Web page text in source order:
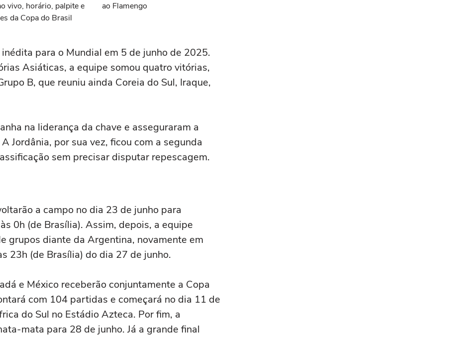
vivo, horário, palpite e
da Copa do Brasil
ao Flamengo
para o Mundial em 5 de junho de 2025.
Asiáticas, a equipe somou quatro vitórias,
B, que reuniu ainda Coreia do Sul, Iraque,
na liderança da chave e asseguraram a
Jordânia, por sua vez, ficou com a segunda
sem precisar disputar repescagem.
a campo no dia 23 de junho para
0h (de Brasília). Assim, depois, a equipe
grupos diante da Argentina, novamente em
23h (de Brasília) do dia 27 de junho.
e México receberão conjuntamente a Copa
com 104 partidas e começará no dia 11 de
do Sul no Estádio Azteca. Por fim, a
mata para 28 de junho. Já a grande final